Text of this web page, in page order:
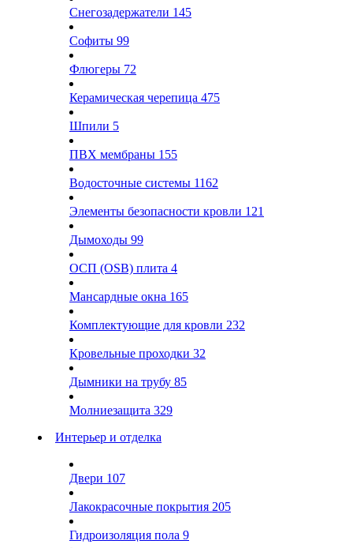
Снегозадержатели 145
Софиты 99
Флюгеры 72
Керамическая черепица 475
Шпили 5
ПВХ мембраны 155
Водосточные системы 1162
Элементы безопасности кровли 121
Дымоходы 99
ОСП (OSB) плита 4
Мансардные окна 165
Комплектующие для кровли 232
Кровельные проходки 32
Дымники на трубу 85
Молниезащита 329
Интерьер и отделка
Двери 107
Лакокрасочные покрытия 205
Гидроизоляция пола 9